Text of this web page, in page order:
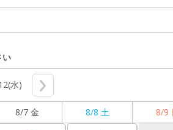
い
水)
8/7 金 8/8 土 8/9